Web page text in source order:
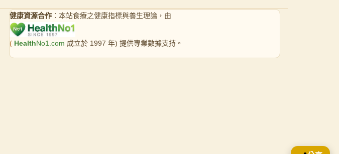
健康資源合作 ：本站食療之健康指標與養生理論，由
( HealthNo1.com 成立於 1997 年) 提供專業數據支持。